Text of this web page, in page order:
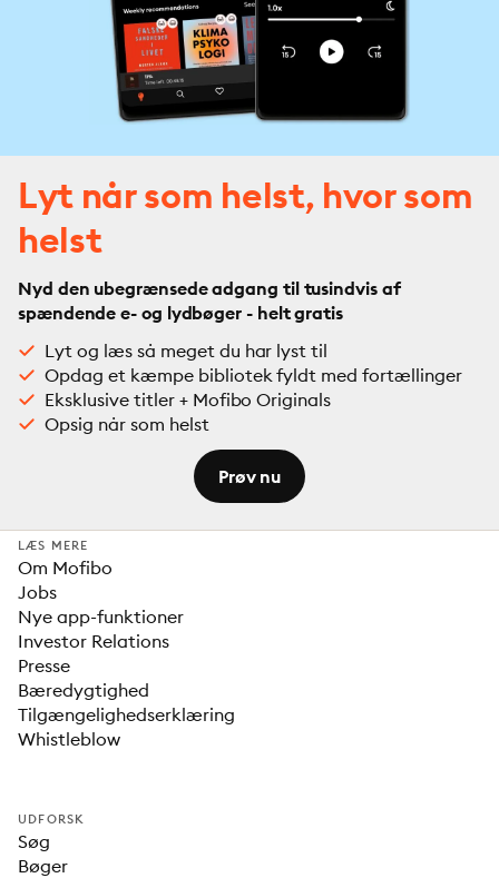
Lyt når som helst, hvor som
helst
Nyd den ubegrænsede adgang til tusindvis af
spændende e- og lydbøger - helt gratis
Lyt og læs så meget du har lyst til
Opdag et kæmpe bibliotek fyldt med fortællinger
Eksklusive titler + Mofibo Originals
Opsig når som helst
Prøv nu
LÆS MERE
Om Mofibo
Jobs
Nye app-funktioner
Investor Relations
Presse
Bæredygtighed
Tilgængelighedserklæring
Whistleblow
UDFORSK
Søg
Bøger